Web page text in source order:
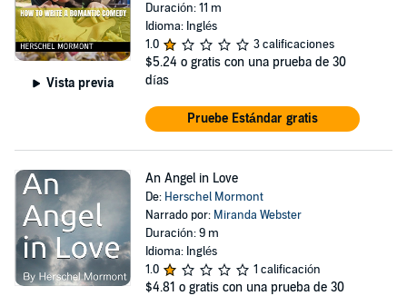
Vista previa
Duración: 11 m
Idioma: Inglés
1.0
3 calificaciones
$5.24 o gratis con una prueba de 30
días
Pruebe Estándar gratis
An Angel in Love
De: Herschel Mormont
Narrado por: Miranda Webster
Duración: 9 m
Idioma: Inglés
1.0
1 calificación
$4.81 o gratis con una prueba de 30